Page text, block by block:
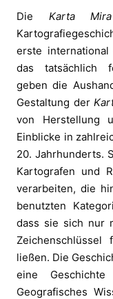
Die Karta Mira
erste
das tatsächlich
geben die
Gestaltung der
von Herstellung
Einblicke in
20. Jahrhunderts.
Kartografen und
verarbeiten, die
benutzten
dass sie sich nur
Zeichenschlüssel
ließen. Die
eine Geschichte
Geografisches